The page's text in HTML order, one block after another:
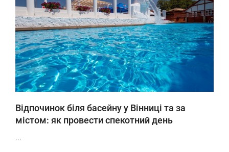
76
Відпочинок біля басейну у Вінниці та за
містом: як провести спекотний день
...